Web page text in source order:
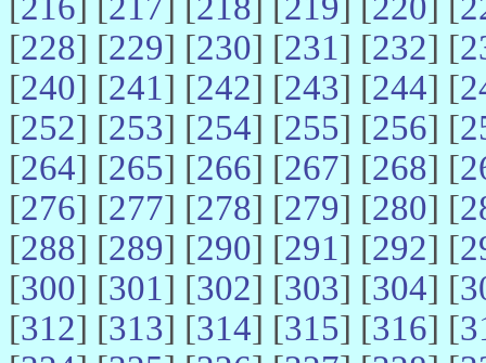
[228] [229] [230] [231] [232] [
[240] [241] [242] [243] [244] [
[252] [253] [254] [255] [256] [
[264] [265] [266] [267] [268] [
[276] [277] [278] [279] [280] [
[288] [289] [290] [291] [292] [
[300] [301] [302] [303] [304] [
[312] [313] [314] [315] [316] [